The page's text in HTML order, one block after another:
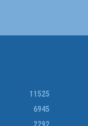
11525
6945
2292